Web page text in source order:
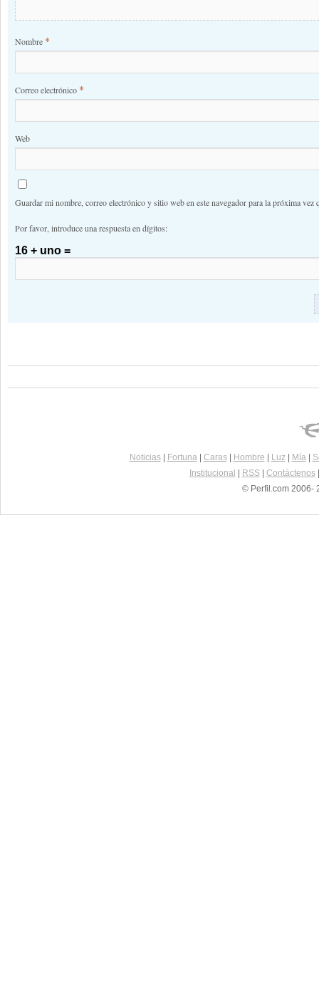
Nombre *
Correo electrónico *
Web
Guardar mi nombre, correo electrónico y sitio web en este navegador para la próxima vez
Por favor, introduce una respuesta en dígitos:
16 + uno =
Noticias| Fortuna| Caras| Hombre Luz| Mía|
Institucional
RSS| Contáctenos
© Perfil.com 2006-